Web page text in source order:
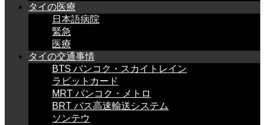
タイの医療
日本語病院
緊急
医療
タイの交通事情
BTS バンコク・スカイトレイン
ラビットカード
MRT バンコク・メトロ
BRT バス高速輸送システム
ソンテウ